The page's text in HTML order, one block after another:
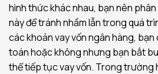
hình thức khác nhau, bạn nên
này để tránh nhầm lẫn trong quá
các khoản vay vốn ngân hàng,
toán hoặc không nhưng bạn bắt
thể tiếp tục vay vốn. Trong trường